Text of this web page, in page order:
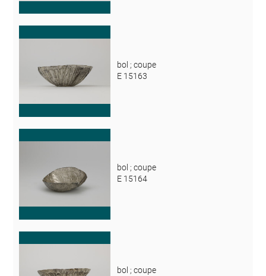
bol ; coupe
E 15163
bol ; coupe
E 15164
bol ; coupe